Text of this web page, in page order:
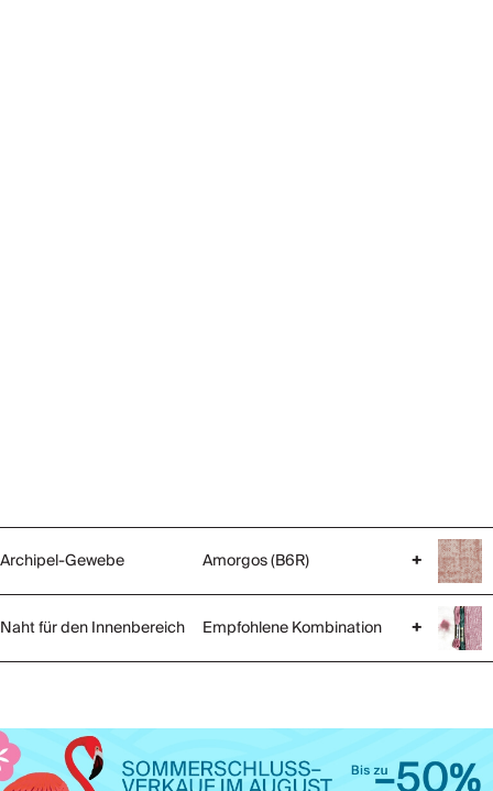
Archipel-Gewebe Amorgos (B6R) +
Naht für den Innenbereich Empfohlene Kombination +